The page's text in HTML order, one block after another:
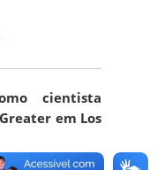
cientista
em Los